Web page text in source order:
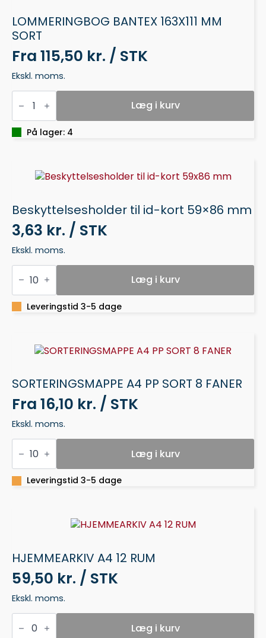
LOMMERINGBOG BANTEX 163X111 MM
SORT
Fra 115,50 kr. / STK
Ekskl. moms.
LOMMERINGBOG
BANTEX
163X111
MM
SORT
Læg i kurv
På lager: 4
Beskyttelsesholder til id-kort 59×86 mm
3,63 kr. / STK
Ekskl. moms.
Beskyttelsesholder
til
kort
59x86
Læg i kurv
Leveringstid 3-5 dage
SORTERINGSMAPPE A4 PP SORT 8 FANER
Fra 16,10 kr. / STK
Ekskl. moms.
SORTERINGSMAPPE
A4
SORT
8
FANER
Læg i kurv
Leveringstid 3-5 dage
HJEMMEARKIV A4 12 RUM
59,50 kr. / STK
Ekskl. moms.
HJEMMEARKIV
A4 Læg i kurv